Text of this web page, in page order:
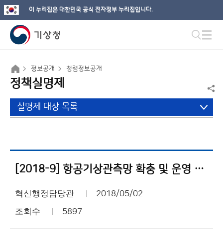
이 누리집은 대한민국 공식 전자정부 누리집입니다.
정보공개 청렴정보공개
정책실명제
실명제 대상 목록
[2018-9] 항공기상관측망 확충 및 운영 사업내역서
혁신행정담당관 2018/05/02
조회수 5897